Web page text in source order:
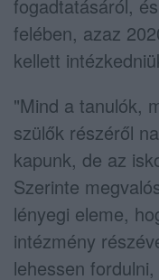
fogadtatásáról,
felében, azaz
kellett
"Mind a tanulók,
szülők részéről
kapunk, de az
Szerinte
lényegi eleme,
intézmény
lehessen